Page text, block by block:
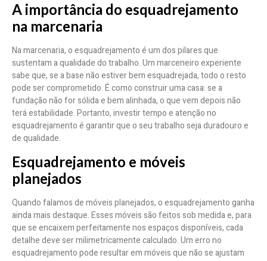
A importância do esquadrejamento
na marcenaria
Na marcenaria, o esquadrejamento é um dos pilares que
sustentam a qualidade do trabalho. Um marceneiro experiente
sabe que, se a base não estiver bem esquadrejada, todo o resto
pode ser comprometido. É como construir uma casa: se a
fundação não for sólida e bem alinhada, o que vem depois não
terá estabilidade. Portanto, investir tempo e atenção no
esquadrejamento é garantir que o seu trabalho seja duradouro e
de qualidade.
Esquadrejamento e móveis
planejados
Quando falamos de móveis planejados, o esquadrejamento ganha
ainda mais destaque. Esses móveis são feitos sob medida e, para
que se encaixem perfeitamente nos espaços disponíveis, cada
detalhe deve ser milimetricamente calculado. Um erro no
esquadrejamento pode resultar em móveis que não se ajustam